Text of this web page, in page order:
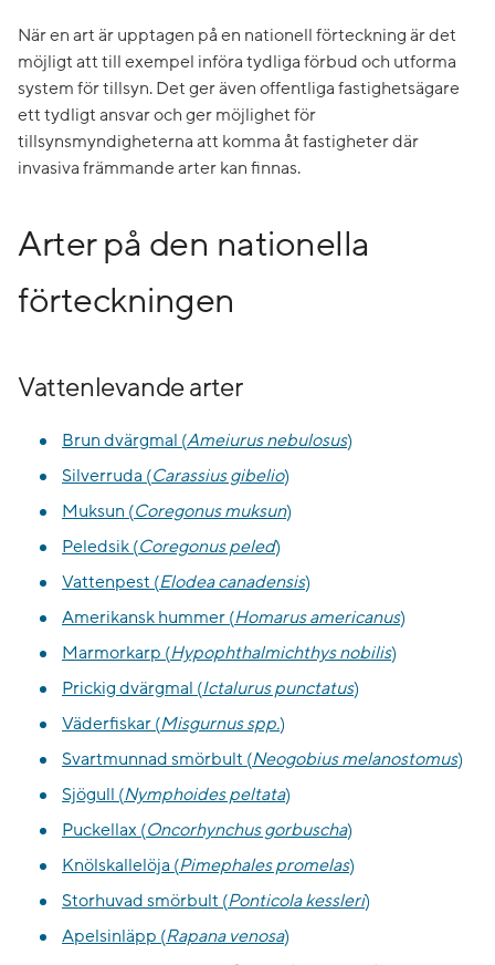
När en art är upptagen på en nationell förteckning är det
möjligt att till exempel införa tydliga förbud och utforma
system för tillsyn. Det ger även offentliga fastighetsägare
ett tydligt ansvar och ger möjlighet för
tillsynsmyndigheterna att komma åt fastigheter där
invasiva främmande arter kan finnas.
Arter på den nationella
förteckningen
Vattenlevande arter
Brun dvärgmal (Ameiurus nebulosus)
Silverruda (Carassius gibelio)
Muksun (Coregonus muksun)
Peledsik (Coregonus peled)
Vattenpest (Elodea canadensis)
Amerikansk hummer (Homarus americanus)
Marmorkarp (Hypophthalmichthys nobilis)
Prickig dvärgmal (Ictalurus punctatus)
Väderfiskar (Misgurnus spp.)
Svartmunnad smörbult (Neogobius melanostomus)
Sjögull (Nymphoides peltata)
Puckellax (Oncorhynchus gorbuscha)
Knölskallelöja (Pimephales promelas)
Storhuvad smörbult (Ponticola kessleri)
Apelsinläpp (Rapana venosa)